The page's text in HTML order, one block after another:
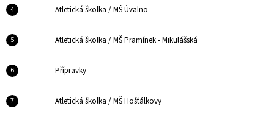
Atletická školka / MŠ Úvalno
Atletická školka / MŠ Pramínek - Mikulášská
Přípravky
Atletická školka / MŠ Hošťálkovy